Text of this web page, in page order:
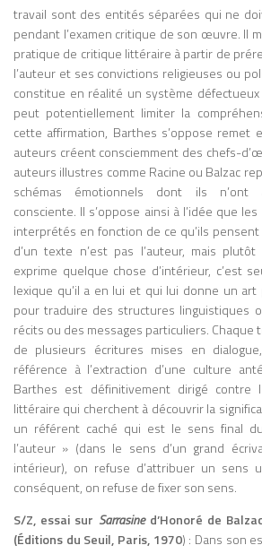
travail sont des entités séparées qui ne
pendant l’examen critique de son œuvre. Il
pratique de critique littéraire à partir de
l’auteur et ses convictions religieuses ou
constitue en réalité un système
peut potentiellement limiter la
cette affirmation, Barthes s’oppose remet
auteurs créent consciemment des chefs-
auteurs illustres comme Racine ou Balzac
schémas émotionnels dont ils n’ont
consciente. Il s’oppose ainsi à l’idée que
interprétés en fonction de ce qu’ils pensent
d’un texte n’est pas l’auteur, mais plutôt
exprime quelque chose d’intérieur, c’est
lexique qu’il a en lui et qui lui donne un
pour traduire des structures linguistiques
récits ou des messages particuliers. Chaque
de plusieurs écritures mises en
référence à l’extraction d’une culture
Barthes est définitivement dirigé contre
littéraire qui cherchent à découvrir la
un référent caché qui est le sens final
l’auteur » (dans le sens d’un grand
intérieur), on refuse d’attribuer un sens
conséquent, on refuse de fixer son sens.
S/Z, essai sur Sarrasined’Honoré de Balzac
(Éditions du Seuil, Paris, 1970) : Dans son